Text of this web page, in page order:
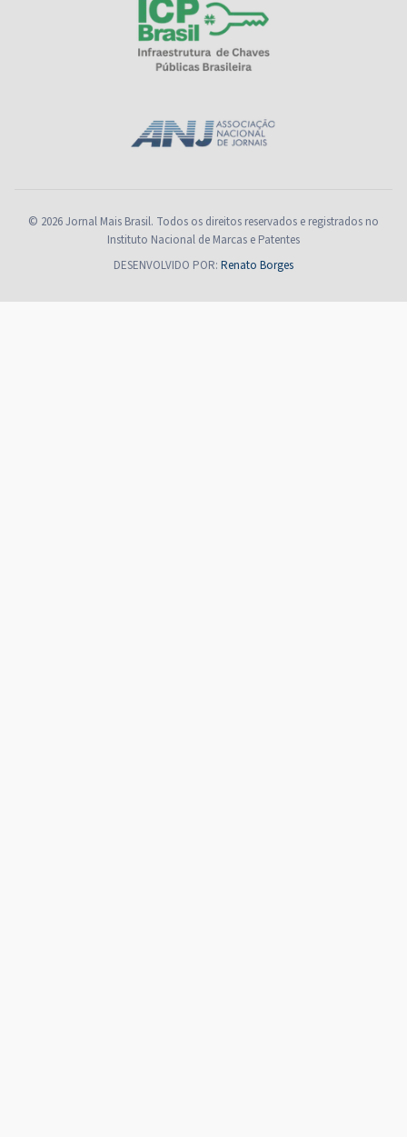
© 2026 Jornal Mais Brasil. Todos os direitos reservados e registrados no
Instituto Nacional de Marcas e Patentes
DESENVOLVIDO POR: Renato Borges